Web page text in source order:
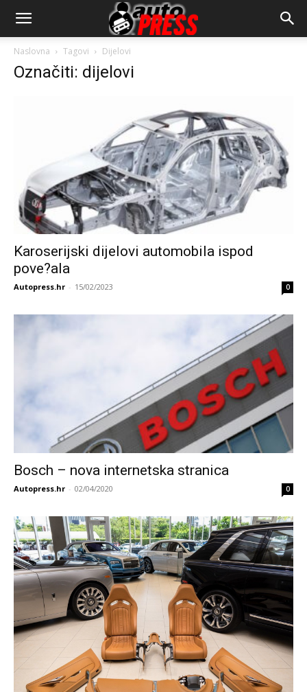
AutopressHR
Naslovna Tagovi Dijelovi
Označiti: dijelovi
Karoserijski dijelovi automobila ispod
pove?ala
Autopress.hr - 15/02/2023 0
Bosch – nova internetska stranica
Autopress.hr - 02/04/2020 0